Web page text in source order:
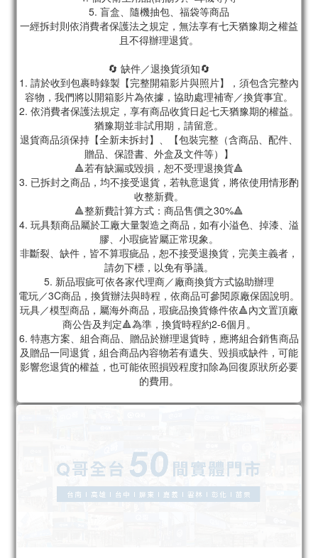
5. 盲盒、隨機抽包、福袋等商品
一經拆封則依消費者保護法之規定，無法享有七天猶豫期之權益
且不得辦理退貨。
🔄 缺件／退換貨須知🔄
1. 請於收到包裹時錄製【完整開箱影片與照片】，須包含完整內
容物，我們將以開箱影片為依據，協助處理補寄／換貨事宜。
2. 依消費者保護法規定，享有商品收貨日起七天猶豫期的權益。
猶豫期並非試用期，請留意。
退貨商品須保持【全新未拆封】、【包裝完整（含商品、配件、
贈品、保證書、外盒及文件等）】
🔺若有缺漏或毀損，恕不受理退換貨🔺
3. 已拆封之商品，均不接受退貨，若執意退貨，將依使用情形酌
收整新費。
🔺整新費計算方式：商品售價之30%🔺
4. 玩具類商品屬於工廠大量製造之商品，如有小溢色、掉漆、溢
膠、小瑕疵皆屬正常現象。
非斷裂、缺件，皆不算瑕疵品，恕不接受退換貨，完美主義者，
請勿下標，以免有爭議。
5. 新品瑕疵可依各家代理商／廠商換貨方式協助辦理
電玩／3C商品，換貨辦法與時程，依商品可參閱原廠保固說明。
玩具／模型商品，屬海外商品，瑕疵品換貨條件依🔺內文置頂廠
商公告及判定🔺為準，換貨時程約2-6個月。
6. 特惠方案、組合商品、贈品於辦理退貨時，應將組合銷售商品
及贈品一同退貨，組合商品內容物若有遺失、毀損或缺件，可能
影響您退貨的權益，也可能依照損毀程度扣除為回復原狀所必要
的費用。